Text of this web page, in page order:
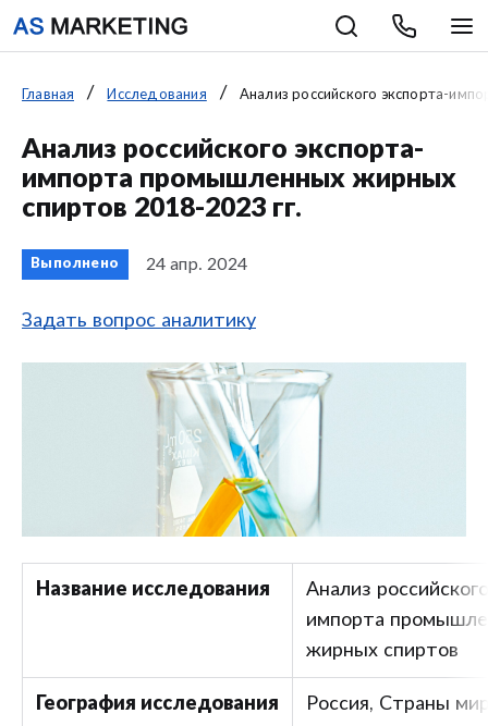
Главная Исследования Анализ российского экспорта-
Анализ российского экспорта-
импорта промышленных жирных
спиртов 2018-2023 гг.
Выполнено 24 апр. 2024
Задать вопрос аналитику
Название исследования
Анализ
импорта
жирных спиртов
География исследования Россия, Страны